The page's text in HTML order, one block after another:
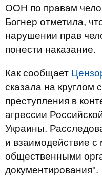
ООН по правам
Богнер отметила,
нарушении прав
понести наказание.
Как сообщает
сказала на круглом
преступления в
агрессии
Украины.
и взаимодействие
общественными
документирования".